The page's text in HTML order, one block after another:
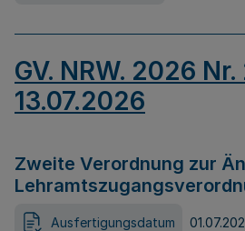
GV. NRW. 2026
13.07.2026
Zweite Verordnung zur
Ausfertigungsdatum